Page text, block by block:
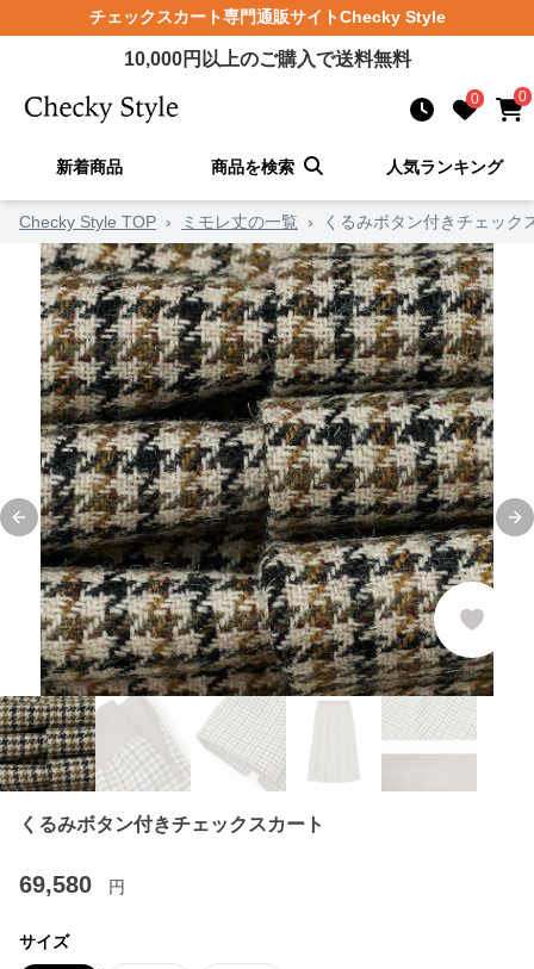
チェックスカート専門通販サイトChecky Style
10,000円以上のご購入で送料無料
0 0
新着商品 商品を検索 人気ランキング
Checky Style TOP › ミモレ丈の一覧 › くるみボタン付きチェック
Previous slide
くるみボタン付きチェックスカート
69,580 円
サイズ